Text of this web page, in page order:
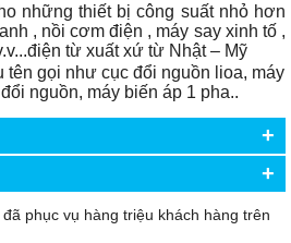
những thiết bị công suất nhỏ hơn
, nồi cơm điện , máy say xinh tố ,
từ xuất xứ từ Nhật – Mỹ
tên gọi như cục đổi nguồn lioa, máy
nguồn, máy biến áp 1 pha..
+
+
phục vụ hàng triệu khách hàng trên